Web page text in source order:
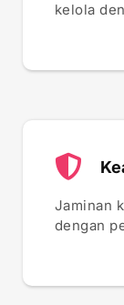
kelola
Jaminan
dengan